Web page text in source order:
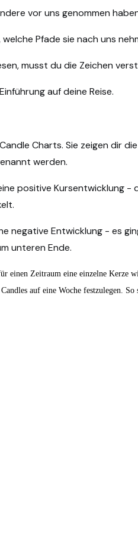
vor uns genommen
Pfade sie nach uns
musst du die Zeichen
auf deine Reise.
Charts. Sie zeigen dir
werden.
positive Kursentwicklung -
negative Entwicklung - es
unteren Ende.
einen Zeitraum eine einzelne Kerze
auf eine Woche festzulegen. So